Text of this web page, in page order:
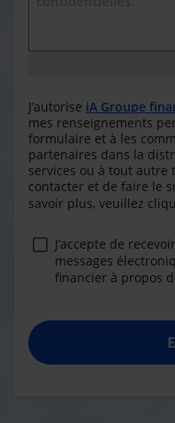
J’autorise iA Groupe
mes renseignements
formulaire et à les
partenaires dans la
services ou à tout
contacter et de faire le
savoir plus, veuillez
J’accepte de
messages
financier à propos